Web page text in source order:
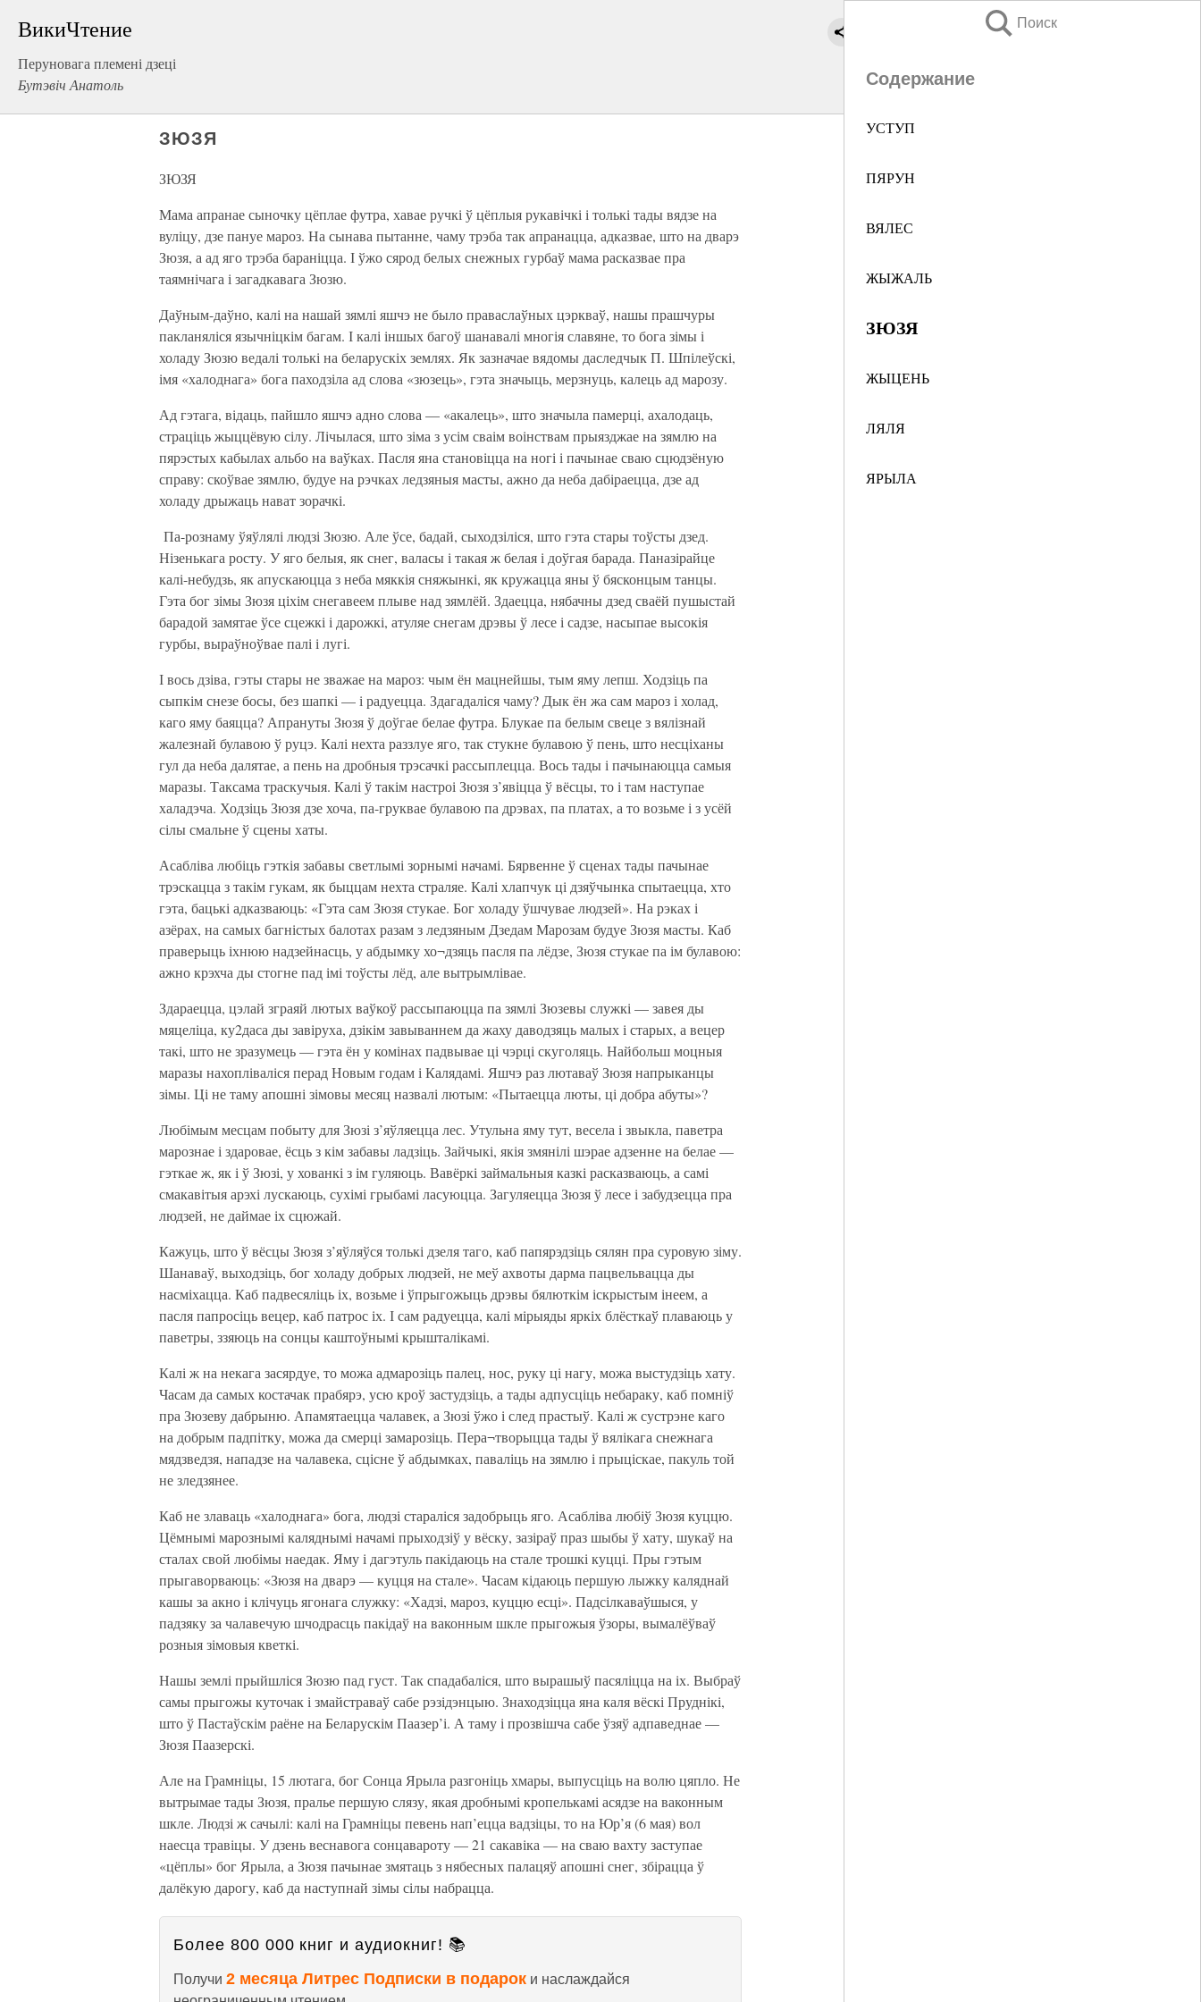
ВикиЧтение
Перуновага племені дзеці
Бутэвіч Анатоль
Поиск
Содержание
УСТУП
ПЯРУН
ВЯЛЕС
ЖЫЖАЛЬ
ЗЮЗЯ
ЖЫЦЕНЬ
ЛЯЛЯ
ЯРЫЛА
ЗЮЗЯ
ЗЮЗЯ
Мама апранае сыночку цёплае футра, хавае ручкі ў цёплыя рукавічкі і толькі тады вядзе на
вуліцу, дзе пануе мароз. На сынава пытанне, чаму трэба так апранацца, адказвае, што на дварэ
Зюзя, а ад яго трэба бараніцца. І ўжо сярод белых снежных гурбаў мама расказвае пра
таямнічага і загадкавага Зюзю.
Даўным-даўно, калі на нашай зямлі яшчэ не было праваслаўных цэркваў, нашы прашчуры
пакланяліся язычніцкім багам. І калі іншых багоў шанавалі многія славяне, то бога зімы і
холаду Зюзю ведалі толькі на беларускіх землях. Як зазначае вядомы даследчык П. Шпілеўскі,
імя «халоднага» бога паходзіла ад слова «зюзець», гэта значыць, мерзнуць, калець ад марозу.
Ад гэтага, відаць, пайшло яшчэ адно слова — «акалець», што значыла памерці, ахалодаць,
страціць жыццёвую сілу. Лічылася, што зіма з усім сваім воінствам прыязджае на зямлю на
пярэстых кабылах альбо на ваўках. Пасля яна становіцца на ногі і пачынае сваю сцюдзёную
справу: скоўвае зямлю, будуе на рэчках ледзяныя масты, ажно да неба дабіраецца, дзе ад
холаду дрыжаць нават зорачкі.
Па-рознаму ўяўлялі людзі Зюзю. Але ўсе, бадай, сыходзіліся, што гэта стары тоўсты дзед.
Нізенькага росту. У яго белыя, як снег, валасы і такая ж белая і доўгая барада. Паназірайце
калі-небудзь, як апускаюцца з неба мяккія сняжынкі, як кружацца яны ў бясконцым танцы.
Гэта бог зімы Зюзя ціхім снегавеем плыве над зямлёй. Здаецца, нябачны дзед сваёй пушыстай
барадой замятае ўсе сцежкі і дарожкі, атуляе снегам дрэвы ў лесе і садзе, насыпае высокія
гурбы, выраўноўвае палі і лугі.
І вось дзіва, гэты стары не зважае на мароз: чым ён мацнейшы, тым яму лепш. Ходзіць па
сыпкім снезе босы, без шапкі — і радуецца. Здагадаліся чаму? Дык ён жа сам мароз і холад,
каго яму баяцца? Апрануты Зюзя ў доўгае белае футра. Блукае па белым свеце з вялізнай
жалезнай булавою ў руцэ. Калі нехта раззлуе яго, так стукне булавою ў пень, што несціханы
гул да неба далятае, а пень на дробныя трэсачкі рассыплецца. Вось тады і пачынаюцца самыя
маразы. Таксама траскучыя. Калі ў такім настроі Зюзя з’явіцца ў вёсцы, то і там наступае
халадэча. Ходзіць Зюзя дзе хоча, па-груквае булавою па дрэвах, па платах, а то возьме і з усёй
сілы смальне ў сцены хаты.
Асабліва любіць гэткія забавы светлымі зорнымі начамі. Бярвенне ў сценах тады пачынае
трэскацца з такім гукам, як быццам нехта страляе. Калі хлапчук ці дзяўчынка спытаецца, хто
гэта, бацькі адказваюць: «Гэта сам Зюзя стукае. Бог холаду ўшчувае людзей». На рэках і
азёрах, на самых багністых балотах разам з ледзяным Дзедам Марозам будуе Зюзя масты. Каб
праверыць іхнюю надзейнасць, у абдымку хо¬дзяць пасля па лёдзе, Зюзя стукае па ім булавою:
ажно крэхча ды стогне пад імі тоўсты лёд, але вытрымлівае.
Здараецца, цэлай зграяй лютых ваўкоў рассыпаюцца па зямлі Зюзевы служкі — завея ды
мяцеліца, ку2даса ды завіруха, дзікім завываннем да жаху даводзяць малых і старых, а вецер
такі, што не зразумець — гэта ён у комінах падвывае ці чэрці скуголяць. Найбольш моцныя
маразы нахопліваліся перад Новым годам і Калядамі. Яшчэ раз лютаваў Зюзя напрыканцы
зімы. Ці не таму апошні зімовы месяц назвалі лютым: «Пытаецца люты, ці добра абуты»?
Любімым месцам побыту для Зюзі з’яўляецца лес. Утульна яму тут, весела і звыкла, паветра
марознае і здаровае, ёсць з кім забавы ладзіць. Зайчыкі, якія змянілі шэрае адзенне на белае —
гэткае ж, як і ў Зюзі, у хованкі з ім гуляюць. Вавёркі займальныя казкі расказваюць, а самі
смакавітыя арэхі лускаюць, сухімі грыбамі ласуюцца. Загуляецца Зюзя ў лесе і забудзецца пра
людзей, не даймае іх сцюжай.
Кажуць, што ў вёсцы Зюзя з’яўляўся толькі дзеля таго, каб папярэдзіць сялян пра суровую зіму.
Шанаваў, выходзіць, бог холаду добрых людзей, не меў ахвоты дарма пацвельвацца ды
насміхацца. Каб падвесяліць іх, возьме і ўпрыгожыць дрэвы бялюткім іскрыстым інеем, а
пасля папросіць вецер, каб патрос іх. І сам радуецца, калі мірыяды яркіх блёсткаў плаваюць у
паветры, ззяюць на сонцы каштоўнымі крышталікамі.
Калі ж на некага засярдуе, то можа адмарозіць палец, нос, руку ці нагу, можа выстудзіць хату.
Часам да самых костачак прабярэ, усю кроў застудзіць, а тады адпусціць небараку, каб помніў
пра Зюзеву дабрыню. Апамятаецца чалавек, а Зюзі ўжо і след прастыў. Калі ж сустрэне каго
на добрым падпітку, можа да смерці замарозіць. Пера¬творыцца тады ў вялікага снежнага
мядзведзя, нападзе на чалавека, сцісне ў абдымках, паваліць на зямлю і прыціскае, пакуль той
не зледзянее.
Каб не злаваць «халоднага» бога, людзі стараліся задобрыць яго. Асабліва любіў Зюзя куццю.
Цёмнымі марознымі каляднымі начамі прыходзіў у вёску, зазіраў праз шыбы ў хату, шукаў на
сталах свой любімы наедак. Яму і дагэтуль пакідаюць на стале трошкі куцці. Пры гэтым
прыгаворваюць: «Зюзя на дварэ — куцця на стале». Часам кідаюць першую лыжку каляднай
кашы за акно і клічуць ягонага служку: «Хадзі, мароз, куццю есці». Падсілкаваўшыся, у
падзяку за чалавечую шчодрасць пакідаў на ваконным шкле прыгожыя ўзоры, вымалёўваў
розныя зімовыя кветкі.
Нашы землі прыйшліся Зюзю пад густ. Так спадабаліся, што вырашыў пасяліцца на іх. Выбраў
самы прыгожы куточак і змайстраваў сабе рэзідэнцыю. Знаходзіцца яна каля вёскі Пруднікі,
што ў Пастаўскім раёне на Беларускім Паазер’і. А таму і прозвішча сабе ўзяў адпаведнае —
Зюзя Паазерскі.
Але на Грамніцы, 15 лютага, бог Сонца Ярыла разгоніць хмары, выпусціць на волю цяпло. Не
вытрымае тады Зюзя, пралье першую слязу, якая дробнымі кропелькамі асядзе на ваконным
шкле. Людзі ж сачылі: калі на Грамніцы певень нап’ецца вадзіцы, то на Юр’я (6 мая) вол
наесца травіцы. У дзень веснавога сонцавароту — 21 сакавіка — на сваю вахту заступае
«цёплы» бог Ярыла, а Зюзя пачынае змятаць з нябесных палацяў апошні снег, збірацца ў
далёкую дарогу, каб да наступнай зімы сілы набрацца.
Более 800 000 книг и аудиокниг! 📚
Получи 2 месяца Литрес Подписки в подарок и наслаждайся